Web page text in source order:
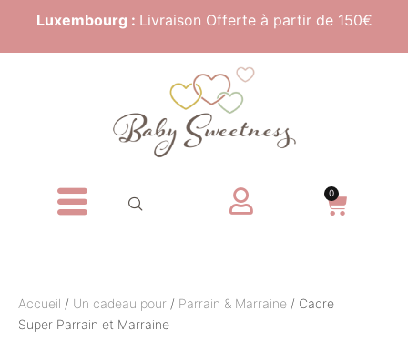
Luxembourg : Livraison Offerte à partir de 150€
0
Accueil / Un cadeau pour / Parrain & Marraine / Cadre
Super Parrain et Marraine